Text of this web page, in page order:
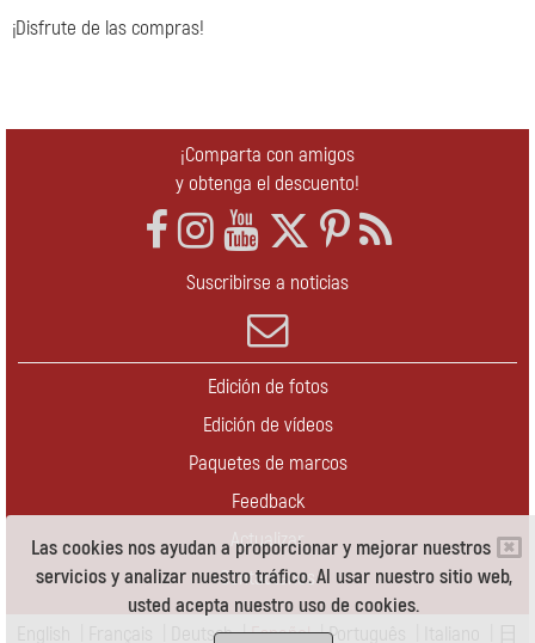
Las cookies nos ayudan a proporcionar y mejorar nuestros
servicios y analizar nuestro tráfico. Al usar nuestro sitio web,
usted acepta nuestro uso de cookies.
¡Disfrute de las compras!
¡Comparta con amigos
y obtenga el descuento!
Suscribirse a noticias
Edición de fotos
Edición de vídeos
Paquetes de marcos
Feedback
Actualizar
Contáctenos
Deutsch|Español|Português